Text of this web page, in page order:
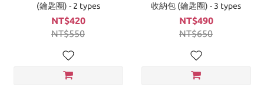
(鑰匙圈) - 2 types
NT$420
NT$550
收納包 (鑰匙圈) - 3 types
NT$490
NT$650